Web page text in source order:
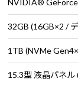
NVIDIA®
32GB (16GB×2 /
1TB (NVMe